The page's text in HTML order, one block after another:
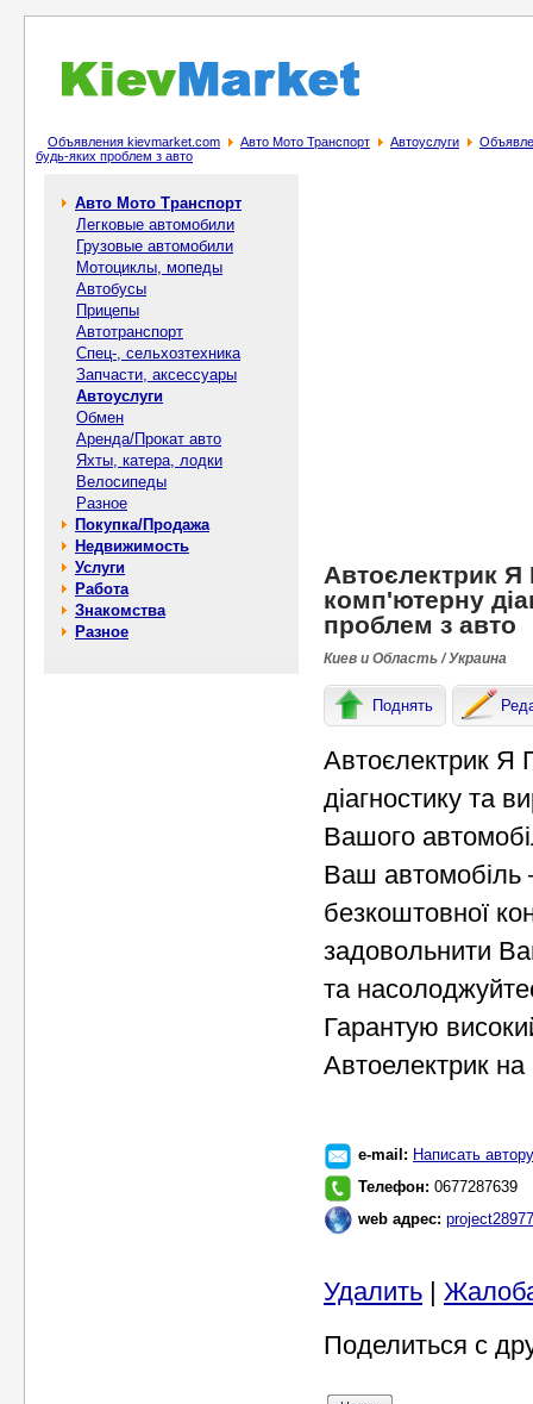
Объявления kievmarket.com Авто Мото Транспорт Автоуслуги
будь-яких проблем з авто
Авто Мото Транспорт
Легковые автомобили
Грузовые автомобили
Мотоциклы, мопеды
Автобусы
Прицепы
Автотранспорт
Спец-, cельхозтехника
Запчасти, аксессуары
Автоуслуги
Обмен
Аренда/Прокат авто
Яхты, катера, лодки
Велосипеды
Разное
Покупка/Продажа
Недвижимость
Услуги
Работа
Знакомства
Разное
Автоєлектрик Я
комп'ютерну
проблем з авто
Киев и Область / Украина
Поднять
Автоєлектрик Я
діагностику та
Вашого
Ваш автомобіль
безкоштовної
задовольнити
та
Гарантую
Автоелектрик на
e-mail: Написать автору
Телефон: 0677287639
web адрес:
Удалить |
Поделиться с